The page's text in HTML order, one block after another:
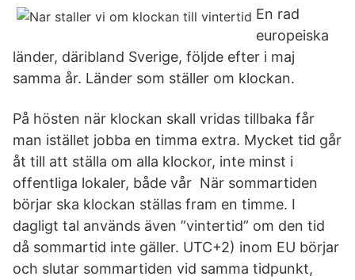
En rad
europeiska
länder, däribland Sverige, följde efter i maj
samma år. Länder som ställer om klockan.
På hösten när klockan skall vridas tillbaka får
man istället jobba en timma extra. Mycket tid går
åt till att ställa om alla klockor, inte minst i
offentliga lokaler, både vår När sommartiden
börjar ska klockan ställas fram en timme. I
dagligt tal används även ”vintertid” om den tid
då sommartid inte gäller. UTC+2) inom EU börjar
och slutar sommartiden vid samma tidpunkt,